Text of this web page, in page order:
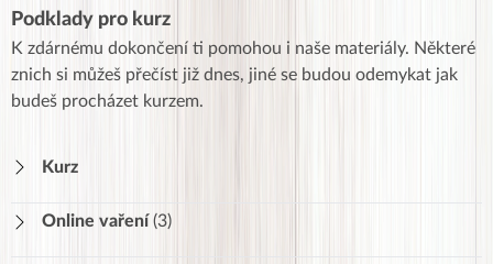
Podklady pro kurz
K zdárnému dokončení ti pomohou i naše materiály. Některé
znich si můžeš přečíst již dnes, jiné se budou odemykat jak
budeš procházet kurzem.
Kurz
Online vaření (3)